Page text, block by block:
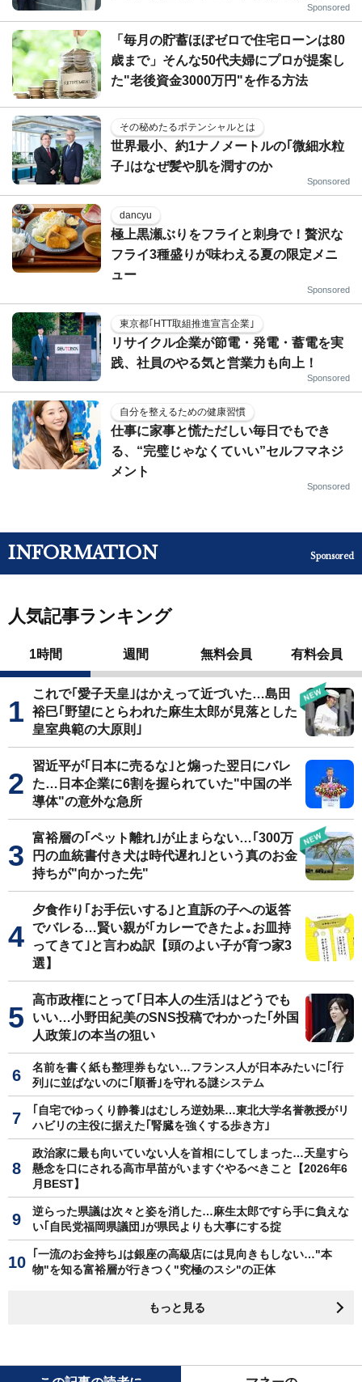
Sponsored
「毎月の貯蓄ほぼゼロで住宅ローンは80
歳まで」そんな50代夫婦にプロが提案し
た"老後資金3000万円"を作る方法
その秘めたるポテンシャルとは
世界最小、約1ナノメートルの｢微細水粒
子｣はなぜ髪や肌を潤すのか
Sponsored
dancyu
極上黒瀬ぶりをフライと刺身で！贅沢な
フライ3種盛りが味わえる夏の限定メニ
ュー
Sponsored
東京都｢HTT取組推進宣言企業｣
リサイクル企業が節電・発電・蓄電を実
践、社員のやる気と営業力も向上！
Sponsored
自分を整えるための健康習慣
仕事に家事と慌ただしい毎日でもでき
る、“完璧じゃなくていい”セルフマネジ
メント
Sponsored
INFORMATION Sponsored
人気記事ランキング
1時間 週間 無料会員 有料会員
これで｢愛子天皇｣はかえって近づいた…島田
裕巳｢野望にとらわれた麻生太郎が見落とした
皇室典範の大原則｣
習近平が｢日本に売るな｣と煽った翌日にバレ
た…日本企業に6割を握られていた"中国の半
導体"の意外な急所
富裕層の｢ペット離れ｣が止まらない…｢300万
円の血統書付き犬は時代遅れ｣という真のお金
持ちが"向かった先"
夕食作り｢お手伝いする｣と直訴の子への返答
でバレる…賢い親が｢カレーできたよ｡お皿持
ってきて｣と言わぬ訳【頭のよい子が育つ家3
選】
高市政権にとって｢日本人の生活｣はどうでも
いい…小野田紀美のSNS投稿でわかった｢外国
人政策｣の本当の狙い
名前を書く紙も整理券もない…フランス人が日本みたいに｢行
列｣に並ばないのに｢順番｣を守れる謎システム
｢自宅でゆっくり静養｣はむしろ逆効果…東北大学名誉教授がリ
ハビリの主役に据えた｢腎臓を強くする歩き方｣
政治家に最も向いていない人を首相にしてしまった…天皇すら
懸念を口にされる高市早苗がいますぐやるべきこと【2026年6
月BEST】
逆らった県議は次々と姿を消した…麻生太郎ですら手に負えな
い｢自民党福岡県議団｣が県民よりも大事にする掟
｢一流のお金持ち｣は銀座の高級店には見向きもしない…"本
物"を知る富裕層が行きつく"究極のスシ"の正体
もっと見る